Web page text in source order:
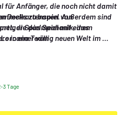
für Anfänger, die noch nicht damit
Decks zu bauen. Außerdem sind
die das Spiel mit einem
Team
zu nutzen.
von
Spielmechanik, das
in einer völlig neuen Welt im
3 Tage